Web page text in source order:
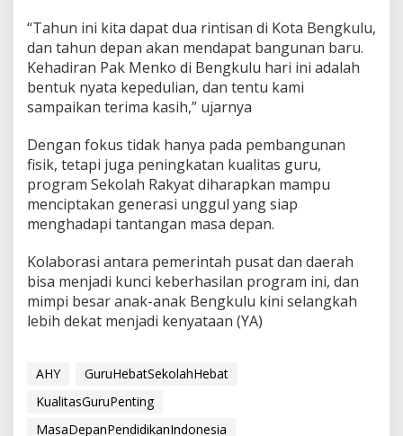
“Tahun ini kita dapat dua rintisan di Kota Bengkulu,
dan tahun depan akan mendapat bangunan baru.
Kehadiran Pak Menko di Bengkulu hari ini adalah
bentuk nyata kepedulian, dan tentu kami
sampaikan terima kasih,” ujarnya
Dengan fokus tidak hanya pada pembangunan
fisik, tetapi juga peningkatan kualitas guru,
program Sekolah Rakyat diharapkan mampu
menciptakan generasi unggul yang siap
menghadapi tantangan masa depan.
Kolaborasi antara pemerintah pusat dan daerah
bisa menjadi kunci keberhasilan program ini, dan
mimpi besar anak-anak Bengkulu kini selangkah
lebih dekat menjadi kenyataan (YA)
AHY
GuruHebatSekolahHebat
KualitasGuruPenting
MasaDepanPendidikanIndonesia